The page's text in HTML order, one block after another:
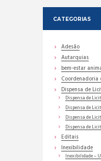
CATEGORIAS
Adesão
Autarquias
bem-estar
Coordenadoria
Dispensa de
Dispensa de
Dispensa de
Dispensa de
Dispensa de
Editais
Inexibilidade
Inexibilidade –